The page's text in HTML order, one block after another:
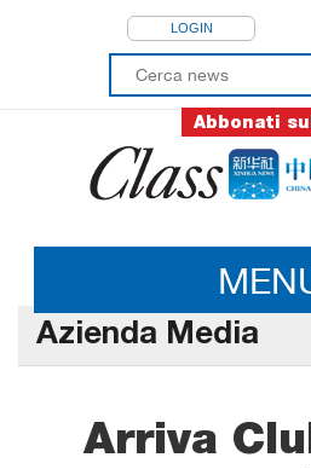
LOGIN
Abbonati
Azienda Media
Arriva